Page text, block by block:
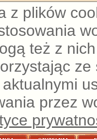
z plików
też z
przez